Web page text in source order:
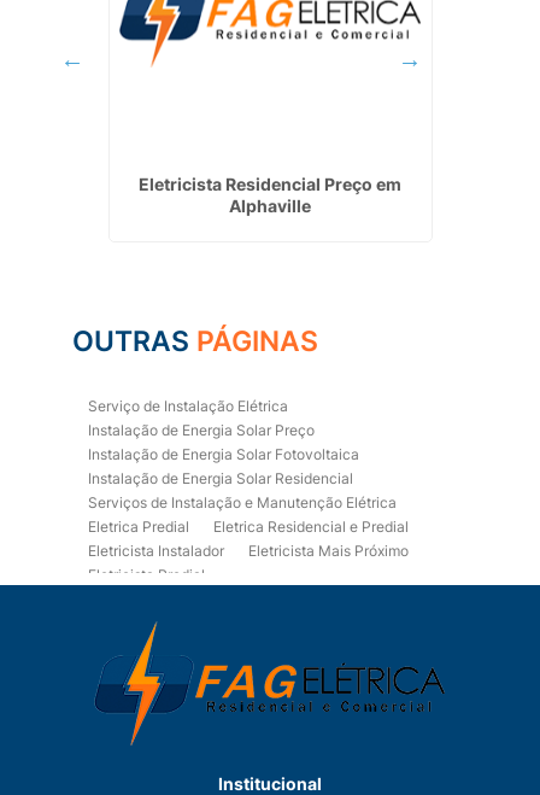
Eletricista Residencial Preço em
Alphaville
OUTRAS PÁGINAS
Serviço de Instalação Elétrica
Instalação de Energia Solar Preço
Instalação de Energia Solar Fotovoltaica
Instalação de Energia Solar Residencial
Serviços de Instalação e Manutenção Elétrica
Eletrica Predial
Eletrica Residencial e Predial
Eletricista Instalador
Eletricista Mais Próximo
Eletricista Predial
Eletricista Residencial
Eletricista Residencial E Predial
Eletricistas de Manutenção
Empresa de Instalações Elétricas
Empresa de Manutenção Eletrica
Empresa de Prestação de Serviços Eletricos
Institucional